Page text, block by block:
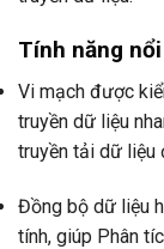
Tính năng
Vi mạch được
truyền dữ liệu
truyền tải dữ liệu
Đồng bộ dữ liệu
tính, giúp Phân